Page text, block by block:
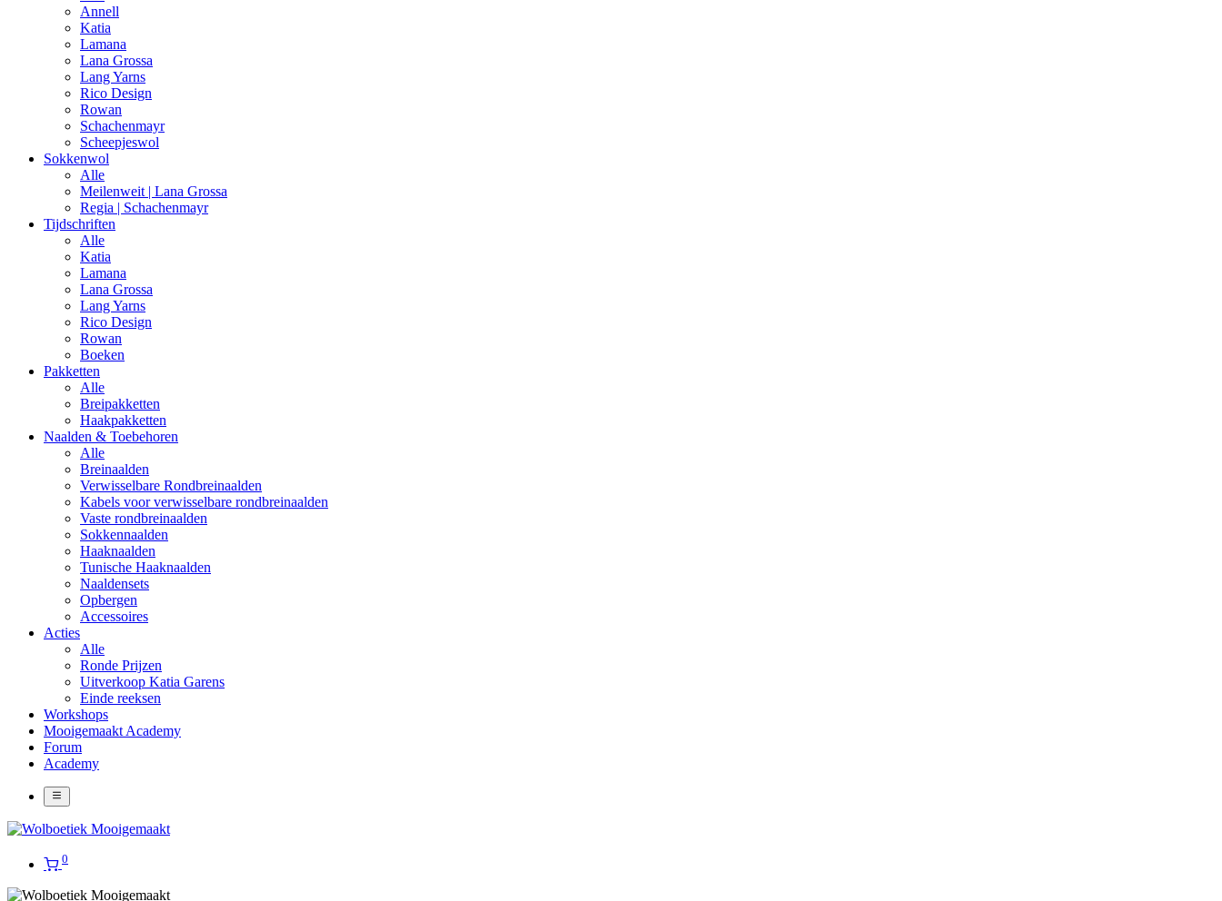
Annell
Katia
Lamana
Lana Grossa
Lang Yarns
Rico Design
Rowan
Schachenmayr
Scheepjeswol
Sokkenwol
Alle
Meilenweit | Lana Grossa
Regia | Schachenmayr
Tijdschriften
Alle
Katia
Lamana
Lana Grossa
Lang Yarns
Rico Design
Rowan
Boeken
Pakketten
Alle
Breipakketten
Haakpakketten
Naalden & Toebehoren
Alle
Breinaalden
Verwisselbare Rondbreinaalden
Kabels voor verwisselbare rondbreinaalden
Vaste rondbreinaalden
Sokkennaalden
Haaknaalden
Tunische Haaknaalden
Naaldensets
Opbergen
Accessoires
Acties
Alle
Ronde Prijzen
Uitverkoop Katia Garens
Einde reeksen
Workshops
Mooigemaakt Academy
Forum
Academy
0